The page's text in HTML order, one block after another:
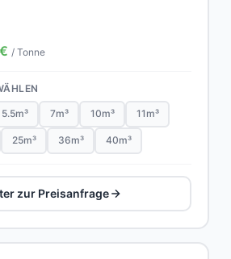
€ / Tonne
5.5m³ 7m³ 10m³ 11m³
25m³ 36m³ 40m³
zur Preisanfrage